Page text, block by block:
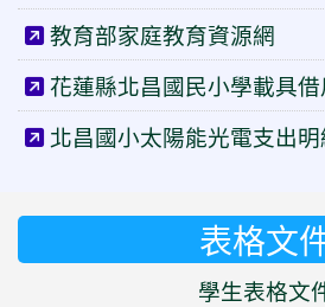
教育部家庭教育資源網
花蓮縣北昌國民小學載具
北昌國小太陽能光電支出明
表格文
學生表格文